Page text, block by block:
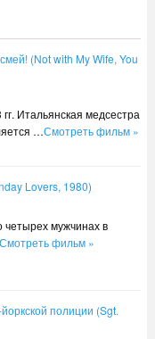
(Not with My Wife, You
Итальянская медсестра
…Смотреть фильм »
Lovers, 1980)
мужчинах в
Смотреть фильм »
полиции (Sgt.